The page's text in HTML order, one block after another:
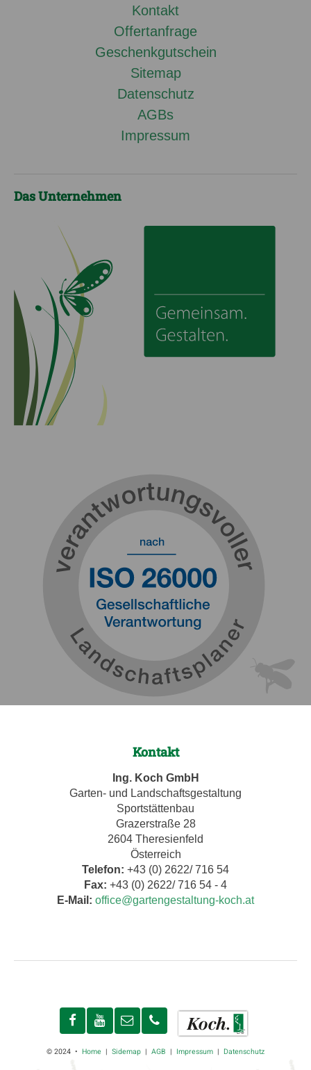
Kontakt
Offertanfrage
Geschenkgutschein
Sitemap
Datenschutz
AGBs
Impressum
Das Unternehmen
Kontakt
Ing. Koch GmbH
Garten- und Landschaftsgestaltung
Sportstättenbau
Grazerstraße 28
2604 Theresienfeld
Österreich
Telefon: +43 (0) 2622/ 716 54
Fax: +43 (0) 2622/ 716 54 - 4
E-Mail: office@gartengestaltung-koch.at
© 2024 • Home | Sidemap | AGB | Impressum | Datenschutz